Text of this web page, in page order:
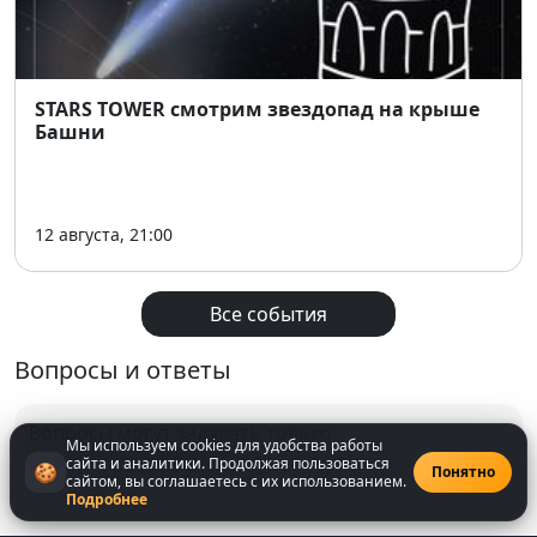
Анекдоты, байки и реальные ситуации эпохи
Круговорот винила в природе
барахолка?
Гастрономия, легенды, мифы, фейки и
конспирология
Радио, кино, телевидение, мультики и многое
другое
📅 Когда и где:
🗓8 января
⏰
19:00
STARS TOWER смотрим звездопад на крыше
Башни
12 августа, 21:00
Все события
Вопросы и ответы
Вопросы могут задавать только
зарегистрированнныепользователи
🍪
Мы используем cookies для удобства работы
сайта и аналитики. Продолжая пользоваться
сайтом, вы соглашаетесь с их использованием.
Подробнее
Понятно